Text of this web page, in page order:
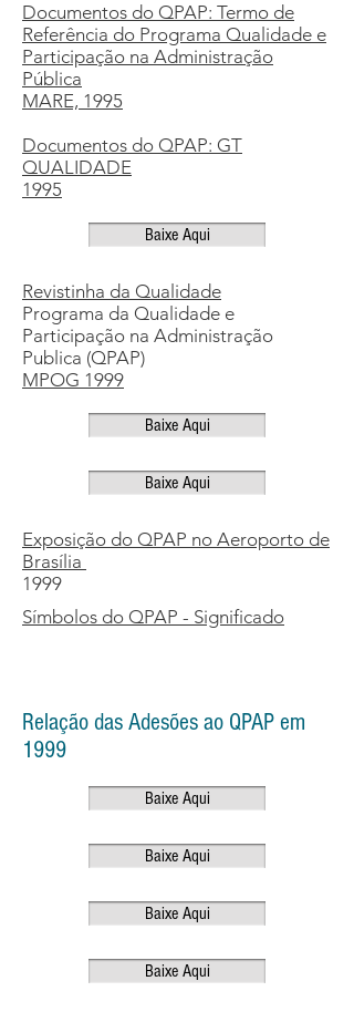
Documentos do QPAP: Termo de
Referência do Programa Qualidade e
Participação na Administração
Pública
MARE, 1995
Documentos do QPAP: GT
QUALIDADE
1995
Baixe Aqui
Revistinha da Qualidade
Programa da Qualidade e
Participação na Administração
Publica (QPAP)
MPOG 1999
Baixe Aqui
Baixe Aqui
Exposição do QPAP no Aeroporto de
Brasília
1999
Símbolos do QPAP - Significado
Relação das Adesões ao QPAP em
1999
Baixe Aqui
Baixe Aqui
Baixe Aqui
Baixe Aqui